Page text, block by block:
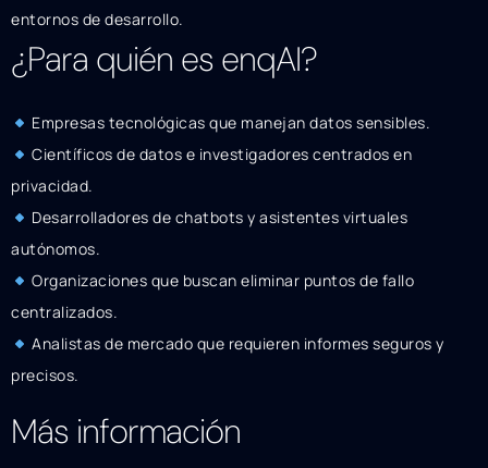
entornos de desarrollo.
¿Para quién es enqAI?
Empresas tecnológicas que manejan datos sensibles.
Científicos de datos e investigadores centrados en
privacidad.
Desarrolladores de chatbots y asistentes virtuales
autónomos.
Organizaciones que buscan eliminar puntos de fallo
centralizados.
Analistas de mercado que requieren informes seguros y
precisos.
Más información